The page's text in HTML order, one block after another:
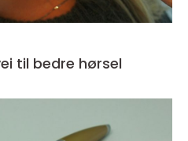
til bedre hørsel